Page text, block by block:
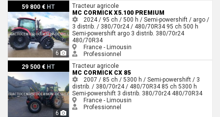
59 800 € HT
6
Mc Cormick x5.100 premiumTracteur agricole
MC CORMICK X5.100 PREMIUM
2024 / 95 ch / 500 h / Semi-powershift / argo /
3 distrib. / 380/70r24 / 480/70R34 95 ch 500 h
Semi-powershift argo 3 distrib. 380/70r24
480/70R34
France - Limousin
Professionnel
29 500 € HT
6
Mc Cormick CX 85
Tracteur agricole
MC CORMICK CX 85
2007 / 85 ch / 5300 h / Semi-powershift / 3
distrib. / 380/70r24 / 480/70R34 85 ch 5300 h
Semi-powershift 3 distrib. 380/70r24 480/70R34
France - Limousin
Professionnel